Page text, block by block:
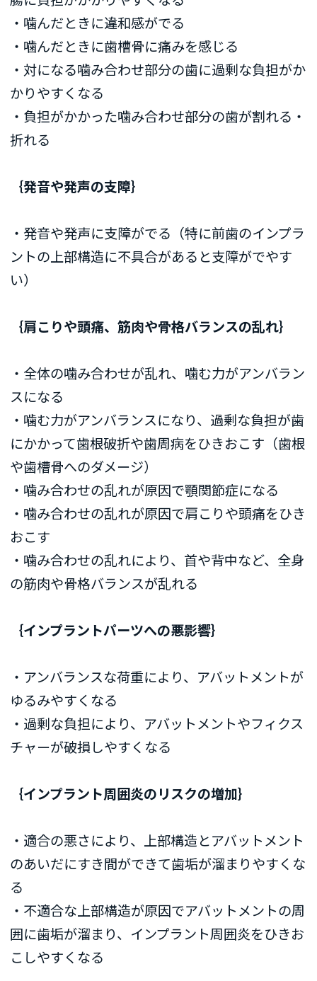
・噛んだときに違和感がでる
・噛んだときに歯槽骨に痛みを感じる
・対になる噛み合わせ部分の歯に過剰な負担がか
かりやすくなる
・負担がかかった噛み合わせ部分の歯が割れる・
折れる
｛発音や発声の支障｝
・発音や発声に支障がでる（特に前歯のインプラ
ントの上部構造に不具合があると支障がでやす
い）
｛肩こりや頭痛、筋肉や骨格バランスの乱れ｝
・全体の噛み合わせが乱れ、噛む力がアンバラン
スになる
・噛む力がアンバランスになり、過剰な負担が歯
にかかって歯根破折や歯周病をひきおこす（歯根
や歯槽骨へのダメージ）
・噛み合わせの乱れが原因で顎関節症になる
・噛み合わせの乱れが原因で肩こりや頭痛をひき
おこす
・噛み合わせの乱れにより、首や背中など、全身
の筋肉や骨格バランスが乱れる
｛インプラントパーツへの悪影響｝
・アンバランスな荷重により、アバットメントが
ゆるみやすくなる
・過剰な負担により、アバットメントやフィクス
チャーが破損しやすくなる
｛インプラント周囲炎のリスクの増加｝
・適合の悪さにより、上部構造とアバットメント
のあいだにすき間ができて歯垢が溜まりやすくな
る
・不適合な上部構造が原因でアバットメントの周
囲に歯垢が溜まり、インプラント周囲炎をひきお
こしやすくなる